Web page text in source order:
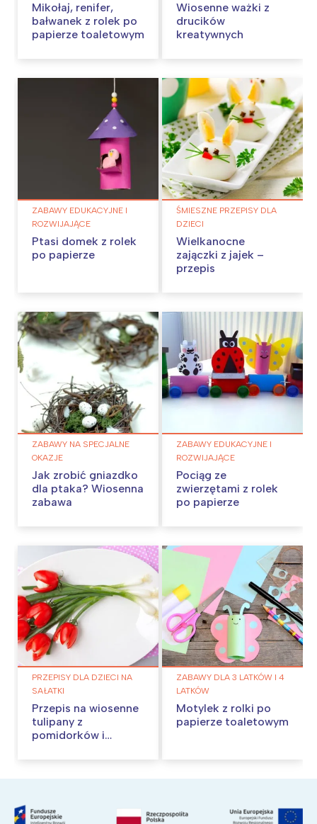
Mikołaj, renifer,
bałwanek z rolek po
papierze toaletowym
Wiosenne ważki z
drucików
kreatywnych
ZABAWY EDUKACYJNE I
ROZWIJAJĄCE
Ptasi domek z rolek
po papierze
ŚMIESZNE PRZEPISY DLA
DZIECI
Wielkanocne
zajączki z jajek –
przepis
ZABAWY NA SPECJALNE
OKAZJE
Jak zrobić gniazdko
dla ptaka? Wiosenna
zabawa
ZABAWY EDUKACYJNE I
ROZWIJAJĄCE
Pociąg ze
zwierzętami z rolek
po papierze
PRZEPISY DLA DZIECI NA
SAŁATKI
Przepis na wiosenne
tulipany z
pomidorków i
ZABAWY DLA 3 LATKÓW I 4
LATKÓW
Motylek z rolki po
papierze toaletowym